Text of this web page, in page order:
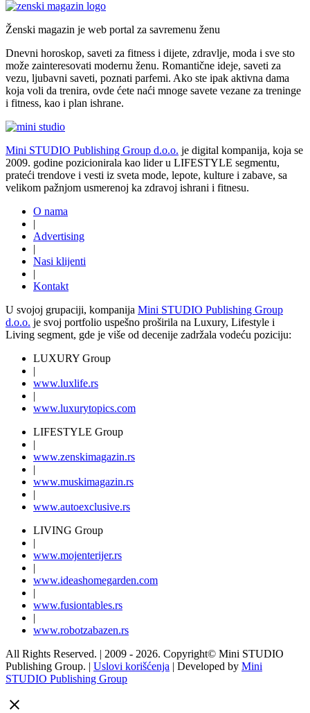
Ženski magazin je web portal za savremenu ženu
Dnevni horoskop, saveti za fitness i dijete, zdravlje, moda i sve sto
može zainteresovati modernu ženu. Romantične ideje, saveti za
vezu, ljubavni saveti, poznati parfemi. Ako ste ipak aktivna dama
koja voli da trenira, ovde ćete naći mnoge savete vezane za treninge
i fitness, kao i plan ishrane.
Mini STUDIO Publishing Group d.o.o. je digital kompanija, koja se
2009. godine pozicionirala kao lider u LIFESTYLE segmentu,
prateći trendove i vesti iz sveta mode, lepote, kulture i zabave, sa
velikom pažnjom usmerenoj ka zdravoj ishrani i fitnesu.
O nama
|
Advertising
|
Nasi klijenti
|
Kontakt
U svojoj grupaciji, kompanija Mini STUDIO Publishing Group
d.o.o. je svoj portfolio uspešno proširila na Luxury, Lifestyle i
Living segment, gde je više od decenije zadržala vodeću poziciju:
LUXURY Group
|
www.luxlife.rs
|
www.luxurytopics.com
LIFESTYLE Group
|
www.zenskimagazin.rs
|
www.muskimagazin.rs
|
www.autoexclusive.rs
LIVING Group
|
www.mojenterijer.rs
|
www.ideashomegarden.com
|
www.fusiontables.rs
|
www.robotzabazen.rs
All Rights Reserved. | 2009 - 2026. Copyright© Mini STUDIO
Publishing Group. | Uslovi korišćenja | Developed by Mini
STUDIO Publishing Group